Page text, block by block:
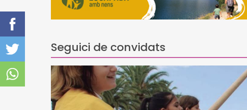
Seguici de convidats